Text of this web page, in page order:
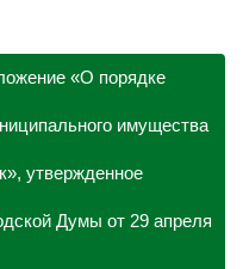
«О порядке
имущества
утвержденное
Думы от 29 апреля